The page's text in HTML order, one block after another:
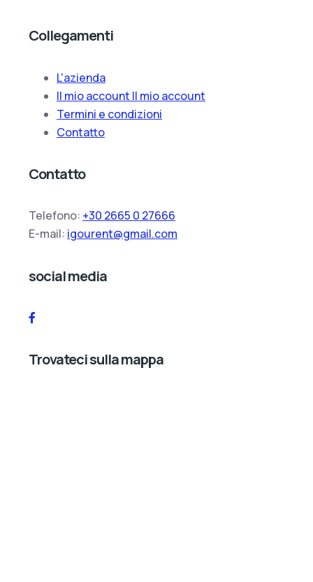
Collegamenti
L'azienda
Il mio account Il mio account
Termini e condizioni
Contatto
Contatto
Telefono: +30 2665 0 27666
E-mail: igourent@gmail.com
social media
Trovateci sulla mappa